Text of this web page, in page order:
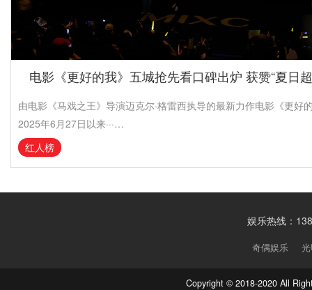
电影《更好的我》五城抢先看口碑出炉 获赞“夏日
由电影《马戏之王》导演迈克尔·格雷西执导的最新力作电影《更好
2025年6月27日以来···…
红人榜
娱乐热线：
奇偶娱乐
Copyright © 2018-2020 All